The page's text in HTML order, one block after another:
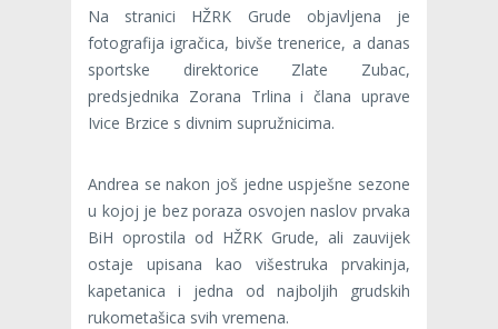
Na stranici HŽRK Grude objavljena je
fotografija igračica, bivše trenerice, a danas
sportske direktorice Zlate Zubac,
predsjednika Zorana Trlina i člana uprave
Ivice Brzice s divnim supružnicima.
Andrea se nakon još jedne uspješne sezone
u kojoj je bez poraza osvojen naslov prvaka
BiH oprostila od HŽRK Grude, ali zauvijek
ostaje upisana kao višestruka prvakinja,
kapetanica i jedna od najboljih grudskih
rukometašica svih vremena.